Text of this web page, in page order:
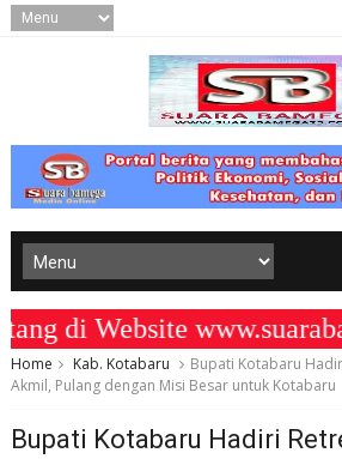
Website
Home Kab. Kotabaru
Bupati Kotabaru
Akmil, Pulang dengan Misi Besar untuk Kotabaru
Bupati Kotabaru Hadiri